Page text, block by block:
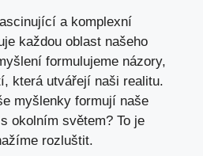
a komplexní
každou oblast našeho
formulujeme názory,
která utvářejí naši realitu.
myšlenky formují naše
okolním světem? To je
rozluštit.